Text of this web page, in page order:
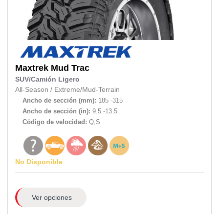
Maxtrek Mud Trac
SUV/Camión Ligero
All-Season / Extreme/Mud-Terrain
Ancho de sección (mm): 185 -315
Ancho de sección (in): 9.5 -13.5
Código de velocidad: Q,S
No Disponible
Ver opciones